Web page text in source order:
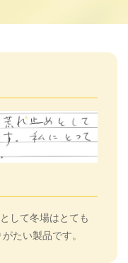
して冬場はとても
たい製品です。